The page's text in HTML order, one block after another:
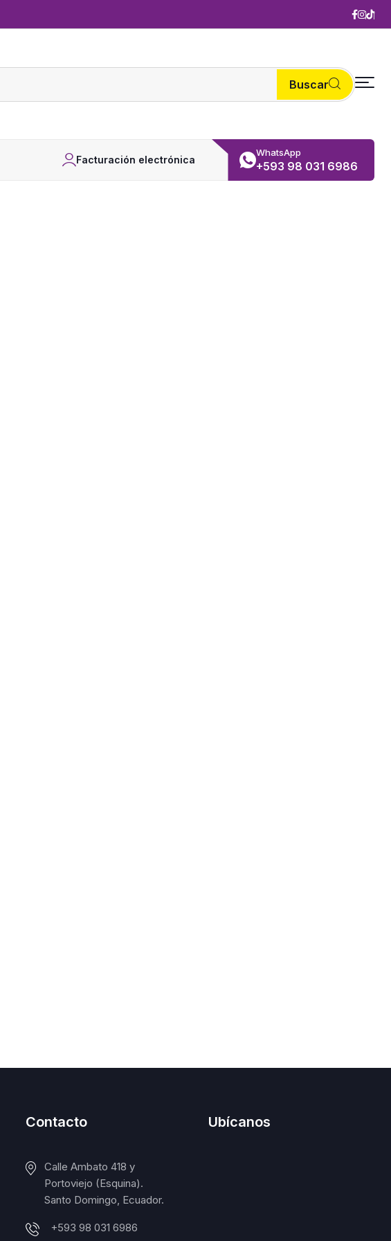
Buscar
Facturación electrónica
WhatsApp
+593 98 031 6986
Contacto
Calle Ambato 418 y
Portoviejo (Esquina).
Santo Domingo, Ecuador.
+593 98 031 6986
Ubícanos